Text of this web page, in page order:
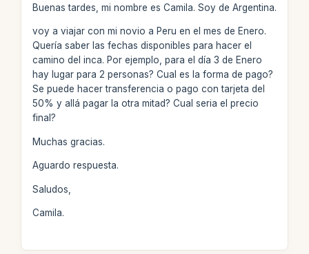
Buenas tardes, mi nombre es Camila. Soy de Argentina.
voy a viajar con mi novio a Peru en el mes de Enero.
Quería saber las fechas disponibles para hacer el
camino del inca. Por ejemplo, para el día 3 de Enero
hay lugar para 2 personas? Cual es la forma de pago?
Se puede hacer transferencia o pago con tarjeta del
50% y allá pagar la otra mitad? Cual seria el precio
final?
Muchas gracias.
Aguardo respuesta.
Saludos,
Camila.